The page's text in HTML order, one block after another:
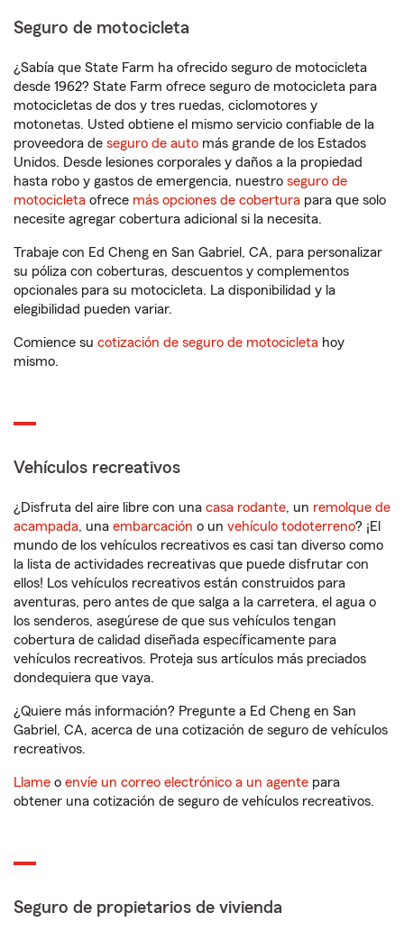
Seguro de motocicleta
¿Sabía que State Farm ha ofrecido seguro de motocicleta
desde 1962? State Farm ofrece seguro de motocicleta para
motocicletas de dos y tres ruedas, ciclomotores y
motonetas. Usted obtiene el mismo servicio confiable de la
proveedora de seguro de auto más grande de los Estados
Unidos. Desde lesiones corporales y daños a la propiedad
hasta robo y gastos de emergencia, nuestro seguro de
motocicleta ofrece más opciones de cobertura para que solo
necesite agregar cobertura adicional si la necesita.
Trabaje con Ed Cheng en San Gabriel, CA, para personalizar
su póliza con coberturas, descuentos y complementos
opcionales para su motocicleta. La disponibilidad y la
elegibilidad pueden variar.
Comience su cotización de seguro de motocicleta hoy
mismo.
Vehículos recreativos
¿Disfruta del aire libre con una casa rodante, un remolque de
acampada, una embarcación o un vehículo todoterreno? ¡El
mundo de los vehículos recreativos es casi tan diverso como
la lista de actividades recreativas que puede disfrutar con
ellos! Los vehículos recreativos están construidos para
aventuras, pero antes de que salga a la carretera, el agua o
los senderos, asegúrese de que sus vehículos tengan
cobertura de calidad diseñada específicamente para
vehículos recreativos. Proteja sus artículos más preciados
dondequiera que vaya.
¿Quiere más información? Pregunte a Ed Cheng en San
Gabriel, CA, acerca de una cotización de seguro de vehículos
recreativos.
Llame o envíe un correo electrónico a un agente para
obtener una cotización de seguro de vehículos recreativos.
Seguro de propietarios de vivienda